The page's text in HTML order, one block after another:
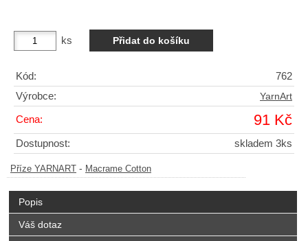
ks
Kód:
762
Výrobce:
YarnArt
Cena: 91 Kč
Dostupnost: skladem 3ks
Příze YARNART - Macrame Cotton
Popis
Váš dotaz